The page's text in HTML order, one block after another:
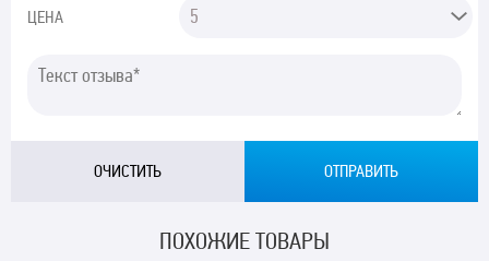
ЦЕНА
ПОХОЖИЕ ТОВАРЫ